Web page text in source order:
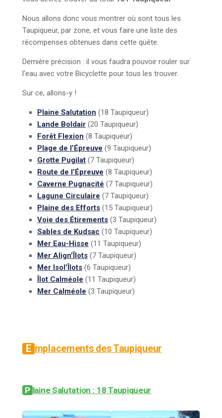
Nous allons donc vous montrer où sont tous les
Taupiqueur, par zone, et vous faire une liste des
récompenses obtenues dans cette quête.
Dernière précision : il vous faudra pouvoir rouler sur
l’eau avec votre Bicyclette pour tous les trouver.
Sur ce, allons-y !
Plaine Salutation (18 Taupiqueur)
Lande Boldair (20 Taupiqueur)
Forêt Flexion (8 Taupiqueur)
Plage de l’Épreuve (9 Taupiqueur)
Grotte Pugilat (7 Taupiqueur)
Route de l’Épreuve (8 Taupiqueur)
Caverne Pugnacité (7 Taupiqueur)
Lagune Circulaire (7 Taupiqueur)
Plaine des Efforts (15 Taupiqueur)
Voie des Étirements (3 Taupiqueur)
Sables de Kudsac (10 Taupiqueur)
Mer Eau-Hisse (11 Taupiqueur)
Mer Align’Îlots (7 Taupiqueur)
Mer Isol’Îlots (6 Taupiqueur)
Îlot Calméole (11 Taupiqueur)
Mer Calméole (3 Taupiqueur)
Emplacements des Taupiqueur
Plaine Salutation : 18 Taupiqueur